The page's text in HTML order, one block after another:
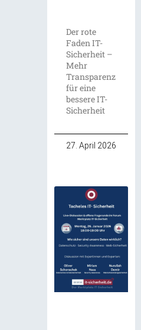
Der rote
Faden IT-
Sicherheit –
Mehr
Transparenz
für eine
bessere IT-
Sicherheit
27. April 2026